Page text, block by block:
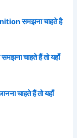
समझना चाहते है
चाहते हैं तो यहाँ
चाहते हैं तो यहाँ